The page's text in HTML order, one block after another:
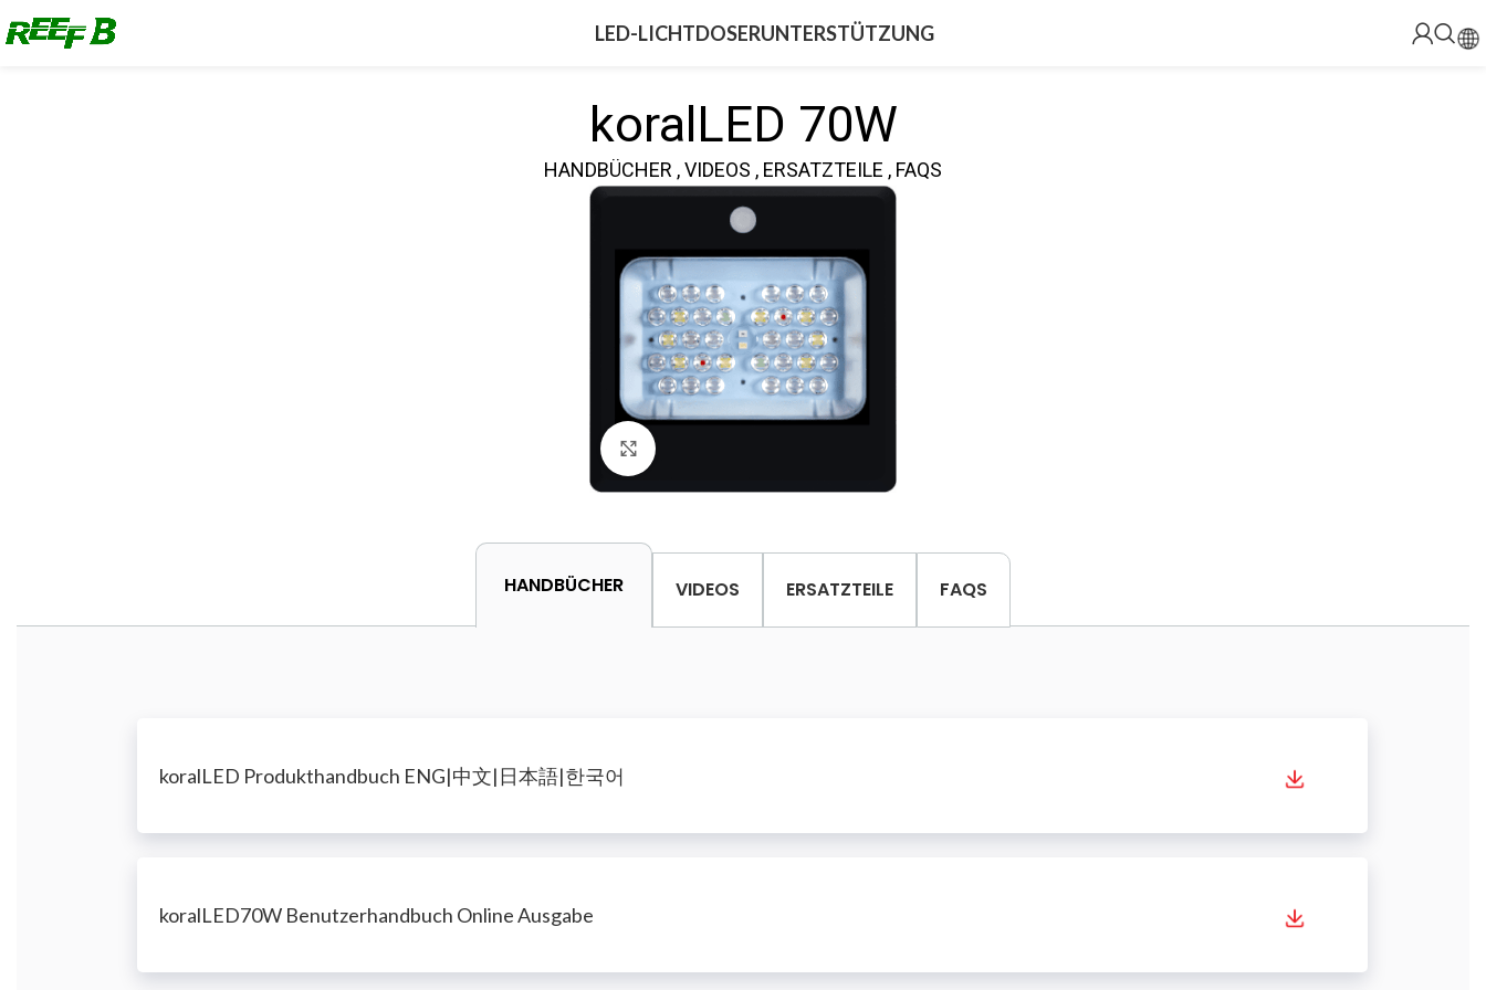
LED-LICHTDOSERUNTERSTÜTZUNG
koralLED 70W
HANDBÜCHER , VIDEOS , ERSATZTEILE , FAQS
HANDBÜCHER VIDEOS ERSATZTEILE FAQS
koralLED Produkthandbuch ENG|中文|日本語|한국어
koralLED70W Benutzerhandbuch Online Ausgabe